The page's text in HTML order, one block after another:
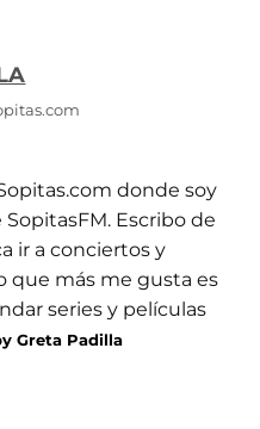
donde soy
Escribo de
ir a conciertos y
que más me gusta es
series y películas
Greta Padilla